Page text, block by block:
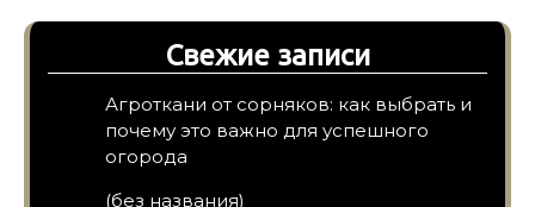
Свежие записи
Агроткани от сорняков: как выбрать и
почему это важно для успешного
огорода
(без названия)